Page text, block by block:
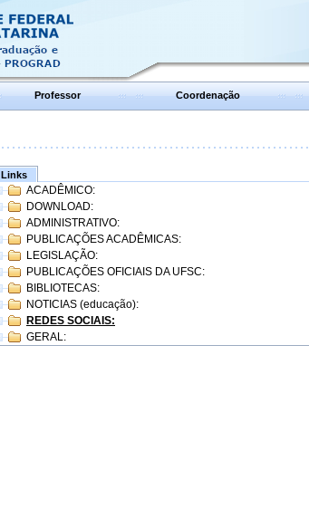
Professor Coordenação
Links
ACADÊMICO:
DOWNLOAD:
ADMINISTRATIVO:
PUBLICAÇÕES ACADÊMICAS:
LEGISLAÇÃO:
PUBLICAÇÕES OFICIAIS DA UFSC:
BIBLIOTECAS:
NOTICIAS (educação):
REDES SOCIAIS:
GERAL: